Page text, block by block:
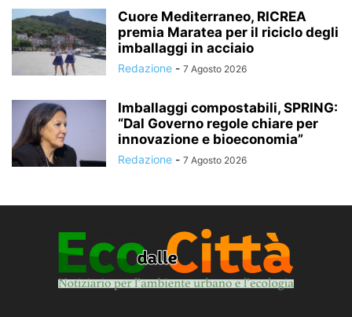
Cuore Mediterraneo, RICREA
premia Maratea per il riciclo degli
imballaggi in acciaio
Redazione - 7 Agosto 2026
Imballaggi compostabili, SPRING:
“Dal Governo regole chiare per
innovazione e bioeconomia”
Redazione - 7 Agosto 2026